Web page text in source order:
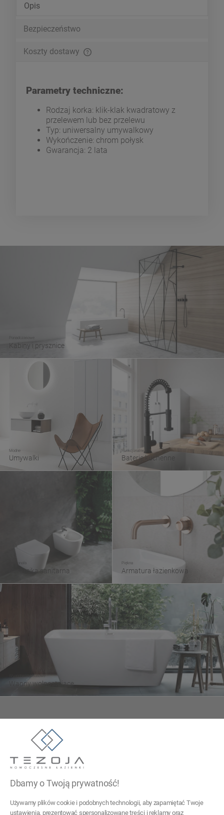
Opis
Bezpieczeństwo
Koszty dostawy
Parametry techniczne:
Rodzaj korka: klik-klak kwadratowy z
przelewem lub bez przelewu
Typ: uniwersalny umywalkowy
Wykończenie: chrom połysk
Gwarancja: 2 lata
Ponadczasowe
Kabiny i prysznice
Modne
Umywalki
Funkcjonalne
Baterie kuchenne
Wygodne i luksusowe
Wanny wolnostojące
Doskonała
Ceramika sanitarna
Piękna
Armatura łazienkowa
03-017 Warszawa
tezoja@gmail.com
Dbamy o Twoją prywatność!
Używamy plików cookie i podobnych technologii, aby zapamiętać Twoje
ustawienia, prezentować spersonalizowane treści i reklamy oraz